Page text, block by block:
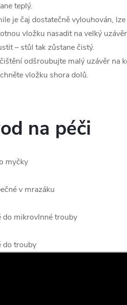
teplý.
je čaj dostatečně vylouhován, lze
vložku nasadit na velký
– stůl tak zůstane čistý.
odšroubujte malý uzávěr na
vložku shora dolů.
na péči
myčky
v mrazáku
do mikrovlnné trouby
do trouby